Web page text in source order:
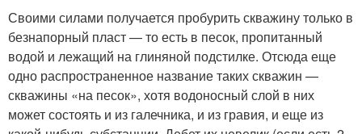
Своими силами получается пробурить скважину только в
безнапорный пласт — то есть в песок, пропитанный
водой и лежащий на глиняной подстилке. Отсюда еще
одно распространенное название таких скважин —
скважины «на песок», хотя водоносный слой в них
может состоять и из галечника, и из гравия, и еще из